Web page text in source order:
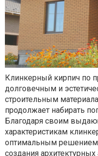
Клинкерный кирпич по
долговечным и
строительным
продолжает набирать
Благодаря своим
характеристикам
оптимальным
создания